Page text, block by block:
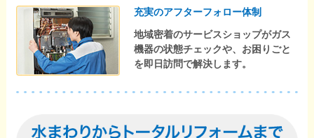
充実のアフターフォロー体制
地域密着のサービスショップがガス
機器の状態チェックや、お困りごと
を即日訪問で解決します。